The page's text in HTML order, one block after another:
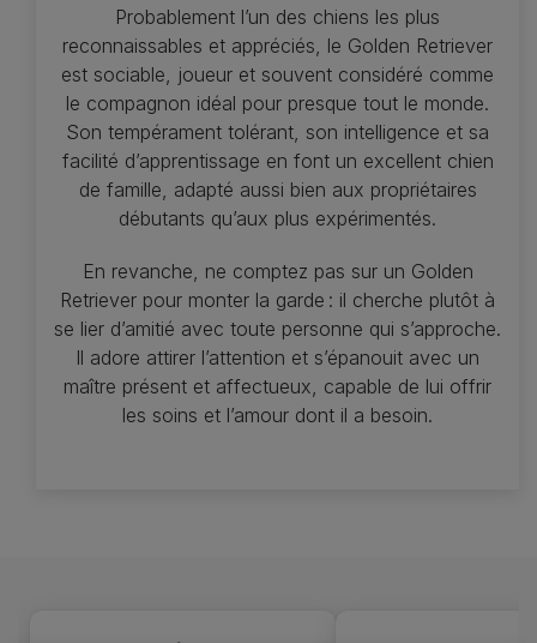
Probablement l’un des chiens les plus
reconnaissables et appréciés, le Golden Retriever
est sociable, joueur et souvent considéré comme
le compagnon idéal pour presque tout le monde.
Son tempérament tolérant, son intelligence et sa
facilité d’apprentissage en font un excellent chien
de famille, adapté aussi bien aux propriétaires
débutants qu’aux plus expérimentés.
En revanche, ne comptez pas sur un Golden
Retriever pour monter la garde : il cherche plutôt à
se lier d’amitié avec toute personne qui s’approche.
Il adore attirer l’attention et s’épanouit avec un
maître présent et affectueux, capable de lui offrir
les soins et l’amour dont il a besoin.